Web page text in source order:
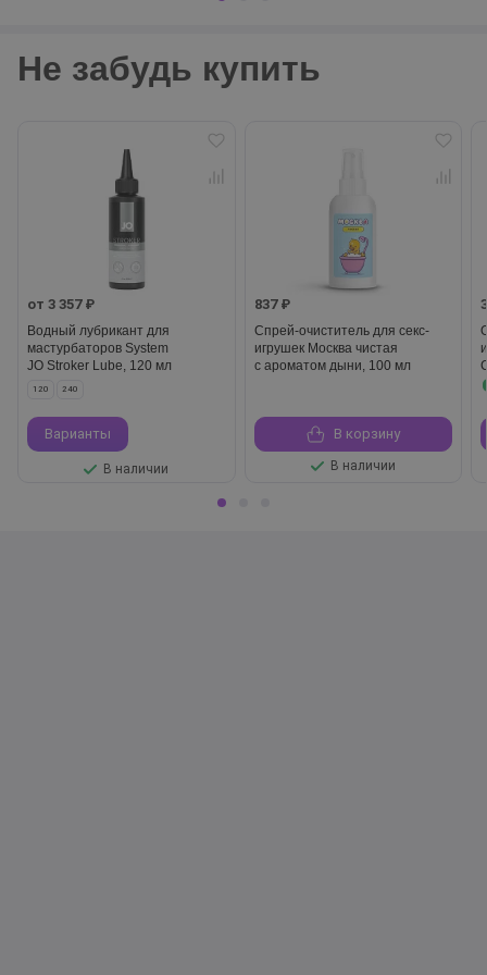
Не забудь купить
от 3 357 ₽
Водный лубрикант для
мастурбаторов System
JO Stroker Lube, 120 мл
120 240
Варианты
В наличии
837 ₽
Спрей-очиститель для секс-
игрушек Москва чистая
с ароматом дыни, 100 мл
В корзину
В наличии